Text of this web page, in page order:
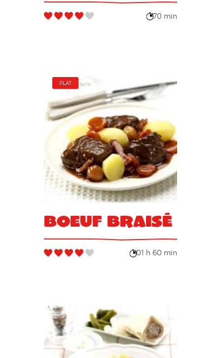
70 min
PLAT
Boeuf braisé
01 h 60 min